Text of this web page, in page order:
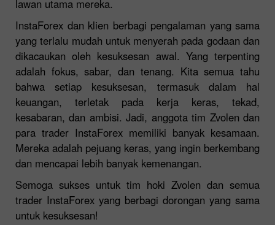
lawan utama mereka.
InstaForex dan klien berbagi pengalaman yang sama
yang terlalu mudah untuk menyerah pada godaan dan
dikacaukan oleh kesuksesan awal. Yang terpenting
adalah fokus, sabar, dan tenang. Kita semua tahu
bahwa setiap kesuksesan, termasuk dalam hal
keuangan, terletak pada kerja keras, tekad,
kesabaran, dan ambisi. Jadi, anggota tim Zvolen dan
para trader InstaForex memiliki banyak kesamaan.
Mereka adalah pejuang keras, yang ingin berkembang
dan mencapai lebih banyak kemenangan.
Semoga sukses untuk tim hoki Zvolen dan semua
trader InstaForex yang berbagi dorongan yang sama
untuk kesuksesan!